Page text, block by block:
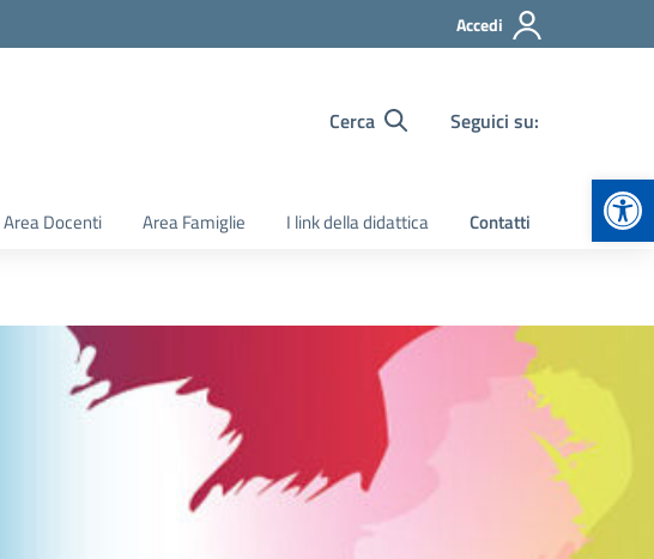
Accedi
Cerca Seguici su:
Area Docenti Area Famiglie I link della didattica Contatti